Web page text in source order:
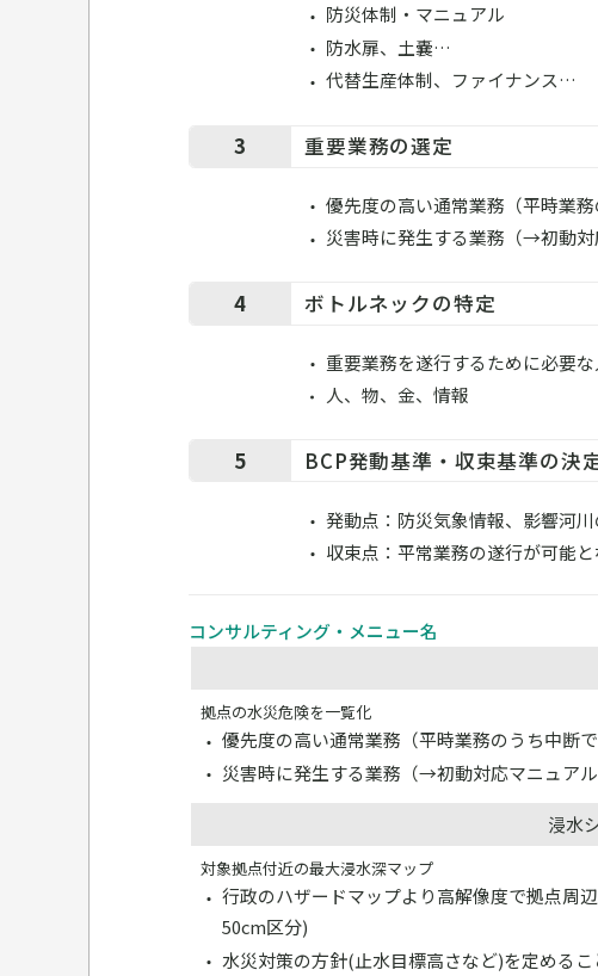
防災体制・マニュアル
防水扉、土嚢…
代替生産体制、ファイナンス…
3 重要業務の選定
優先度の高い通常業務（平時業務
災害時に発生する業務（→初動対
4 ボトルネックの特定
重要業務を遂行するために必要
人、物、金、情報
5 BCP発動基準・収束基準の決
発動点：防災気象情報、影響河
収束点：平常業務の遂行が可能
コンサルティング・メニュー名
拠点の水災危険を一覧化
優先度の高い通常業務（平時業務のうち中断で
災害時に発生する業務（→初動対応マニュアル
浸水
対象拠点付近の最大浸水深マップ
行政のハザードマップより高解像度で拠点周
50cm区分)
水災対策の方針(止水目標高さなど)を定めるこ